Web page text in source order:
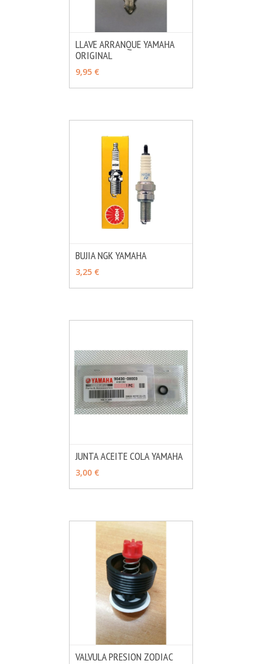
VER OPCIONES
LLAVE ARRANQUE YAMAHA
ORIGINAL
9,95 €
BUJIA NGK YAMAHA
3,25 €
JUNTA ACEITE COLA YAMAHA
3,00 €
VALVULA PRESION ZODIAC